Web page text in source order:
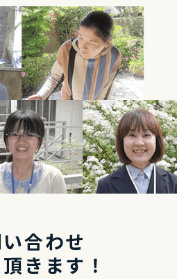
合わせ
きます！